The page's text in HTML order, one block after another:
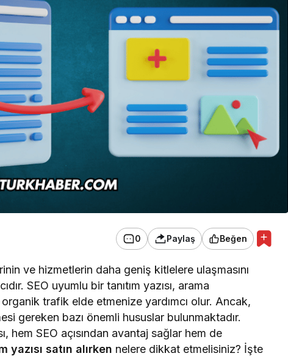
0 Paylaş Beğen
ve hizmetlerin daha geniş kitlelere ulaşmasını
SEO uyumlu bir tanıtım yazısı, arama
organik trafik elde etmenize yardımcı olur. Ancak,
gereken bazı önemli hususlar bulunmaktadır.
hem SEO açısından avantaj sağlar hem de
yazısı satın alırken nelere dikkat etmelisiniz? İşte